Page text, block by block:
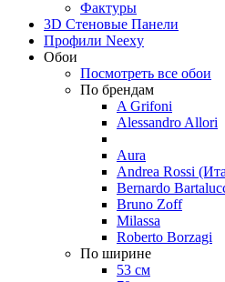
Фактуры
3D Стеновые Панели
Профили Neexy
Обои
Посмотреть все обои
По брендам
A Grifoni
Alessandro Allori
Aura
Andrea Rossi
Bernardo
Bruno Zoff
Milassa
Roberto Borzagi
По ширине
53 см